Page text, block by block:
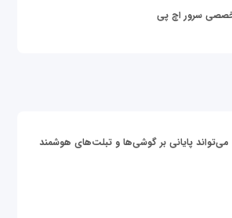
سرور اچ پی
پایانی بر گوشی‌ها و تبلت‌های هوشمند